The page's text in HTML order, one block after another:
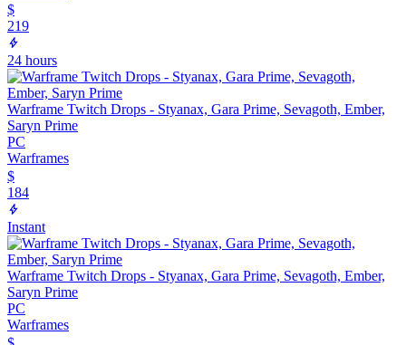
$
219
24 hours
Warframe Twitch Drops - Styanax, Gara Prime, Sevagoth, Ember,
Saryn Prime
PC
Warframes
$
184
Instant
Warframe Twitch Drops - Styanax, Gara Prime, Sevagoth, Ember,
Saryn Prime
PC
Warframes